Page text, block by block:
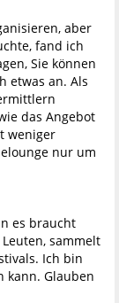
aber
fand ich
Sie können
etwas an. Als
das Angebot
weniger
nur um
es braucht
sammelt
Ich bin
kann. Glauben